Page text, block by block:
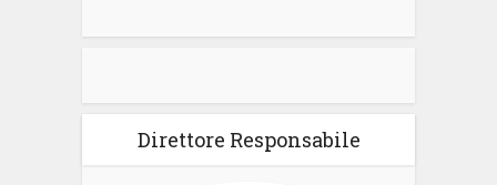
Direttore Responsabile